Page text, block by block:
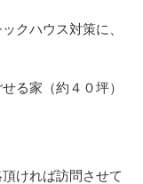
クハウス対策に、
る家（約４０坪）
ければ訪問させて